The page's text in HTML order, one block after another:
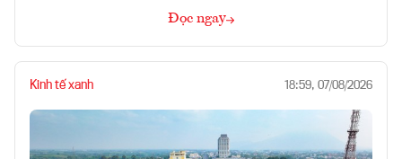
Đọc ngay
Kinh tế xanh 18:59, 07/08/2026